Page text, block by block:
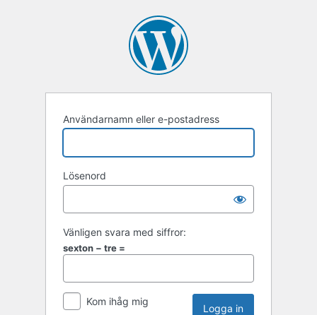
Användarnamn eller e-postadress
Lösenord
Vänligen svara med siffror:
sexton − tre =
Kom ihåg mig